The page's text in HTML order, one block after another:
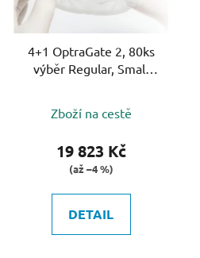
p
r
4+1 OptraGate 2, 80ks
výběr Regular, Small
Zboží na cestě
19 823 Kč
(až –4 %)
DETAIL